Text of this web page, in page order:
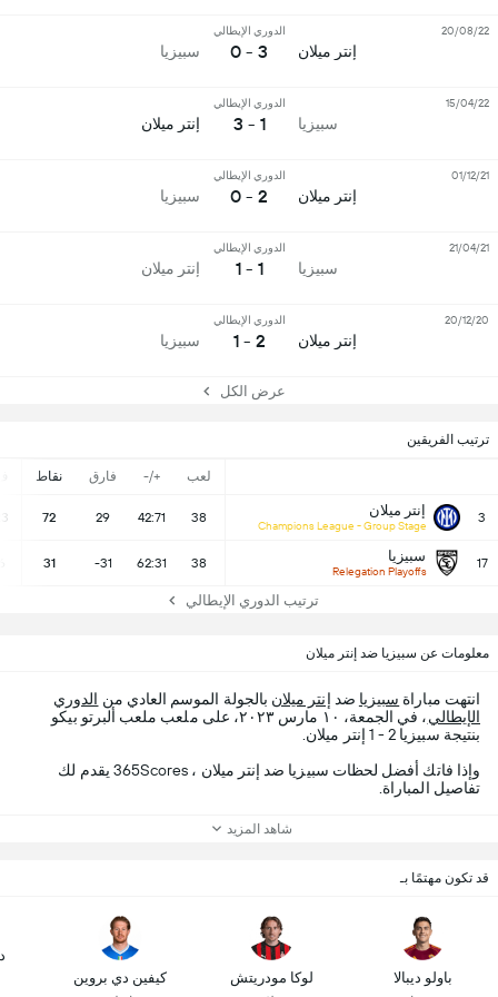
ترتيب الفريقين
لعب +/- فارق نقاط
3 إنتر ميلان
Champions League - Group Stage
38
42:71
29
72
17 سبيزيا
Relegation Playoffs
38
62:31
-31
31
ترتيب الدوري الإيطالي
إنتر ميلان
الدوري الإيطالي
3 - 0 سبيزيا
20/08/22
سبيزيا
الدوري الإيطالي
1 - 3 إنتر ميلان
15/04/22
إنتر ميلان
الدوري الإيطالي
2 - 0 سبيزيا
01/12/21
سبيزيا
الدوري الإيطالي
1 - 1 إنتر ميلان
21/04/21
إنتر ميلان
الدوري الإيطالي
2 - 1 سبيزيا
20/12/20
عرض الكل
معلومات عن سبيزيا ضد إنتر ميلان
انتهت مباراة سبيزيا ضد إنتر ميلان بالجولة الموسم العادي من الدوري
الإيطالي
، في الجمعة، ١٠ مارس ٢٠٢٣، على ملعب ملعب ألبرتو بيكو
بنتيجة سبيزيا 2 - 1 إنتر ميلان.
وإذا فاتك أفضل لحظات سبيزيا ضد إنتر ميلان ، 365Scores يقدم لك
تفاصيل المباراة.
شاهد المزيد
قد تكون مهتمًا بـ
باولو ديبالا لوكا مودريتش كيفين دي بروين